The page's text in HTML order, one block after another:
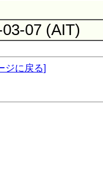
07 (AIT)
ジに戻る]